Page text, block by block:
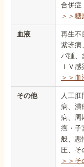
合併症
＞＞
血液
再生不
紫班病
パ腫、
ＩＶ感
＞＞
その他
人工
病、潰
病、周
癌・子
般、悪
圧、そ
＞＞